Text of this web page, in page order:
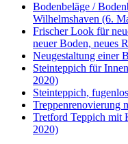
Bodenbeläge /
Wilhelmshaven (6.
Frischer Look für
neuer Boden, neues
Neugestaltung einer
Steinteppich für
2020)
Steinteppich,
Treppenrenovierung
Tretford Teppich mit
2020)